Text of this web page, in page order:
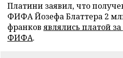
Платини заявил, что
ФИФА Йозефа Блаттера 2
франков являлись платой
ФИФА.